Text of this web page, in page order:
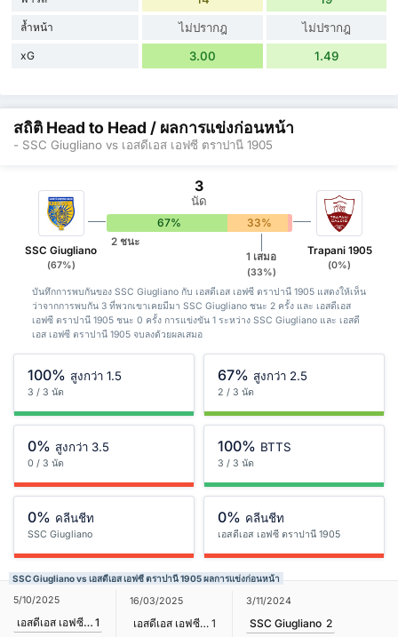
ล้ำหน้า ไม่ปรากฎ ไม่ปรากฎ
xG 3.00 1.49
สถิติ Head to Head / ผลการแข่งก่อนหน้า
- SSC Giugliano vs เอสดีเอส เอฟซี ตราปานี 1905
SSC Giugliano
(67%)
3
นัด
67% 33% 0%
2 ชนะ
1 เสมอ
(33%)
Trapani 1905
(0%)
บันทึกการพบกันของ SSC Giugliano กับ เอสดีเอส เอฟซี ตราปานี 1905 แสดงให้เห็น
ว่าจากการพบกัน 3 ที่พวกเขาเคยมีมา SSC Giugliano ชนะ 2 ครั้ง และ เอสดีเอส
เอฟซี ตราปานี 1905 ชนะ 0 ครั้ง การแข่งขัน 1 ระหว่าง SSC Giugliano และ เอสดี
เอส เอฟซี ตราปานี 1905 จบลงด้วยผลเสมอ
100% สูงกว่า 1.5
3 / 3 นัด
67% สูงกว่า 2.5
2 / 3 นัด
0% สูงกว่า 3.5
0 / 3 นัด
100% BTTS
3 / 3 นัด
0% คลีนชีท
SSC Giugliano
0% คลีนชีท
เอสดีเอส เอฟซี ตราปานี 1905
SSC Giugliano vs เอสดีเอส เอฟซี ตราปานี 1905 ผลการแข่งก่อนหน้า
5/10/2025
เอสดีเอส เอฟซี ตราปานี 1905 1
16/03/2025
เอสดีเอส เอฟซี ตราปานี 1905 1
3/11/2024
SSC Giugliano 2